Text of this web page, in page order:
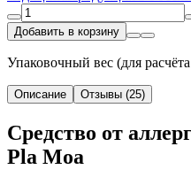
Добавить в корзину
Упаковочный вес (для
Описание Отзывы (25)
Средство от
Pla Moa